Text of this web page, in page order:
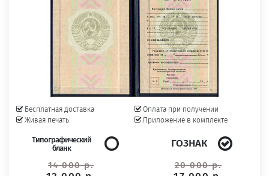
Бесплатная доставка
Живая печать
Оплата при получении
Приложение в комплекте
Типографический
бланк
14 000 р.
ГОЗНАК
20 000 р.